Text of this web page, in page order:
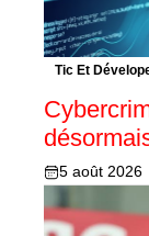
Tic Et
5 août 2026